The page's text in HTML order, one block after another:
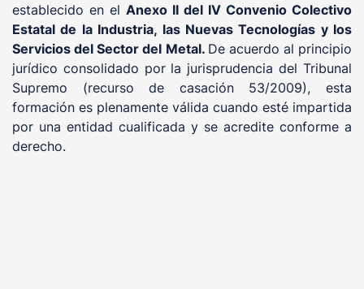
establecido en el Anexo II del IV Convenio Colectivo
Estatalde la Industria, las NuevasTecnologías y los
ServiciosdelSectordel Metal. De acuerdo al principio
jurídico consolidado por la jurisprudencia del Tribunal
Supremo (recurso de casación 53/2009), esta
formación es plenamente válida cuando esté impartida
por una entidad cualificada y se acredite conforme a
derecho.